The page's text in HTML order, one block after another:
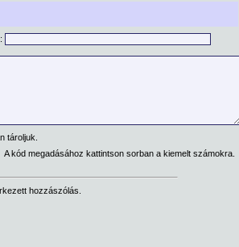
tároljuk.
A kód megadásához kattintson sorban a kiemelt számokra.
hozzászólás.